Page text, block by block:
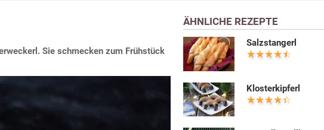
Sie schmecken zum Frühstück
ÄHNLICHE REZEPTE
Salzstangerl
Klosterkipferl